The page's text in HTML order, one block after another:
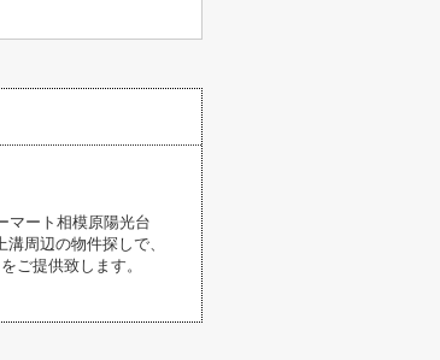
マート相模原陽光台
周辺の物件探しで、
ご提供致します。